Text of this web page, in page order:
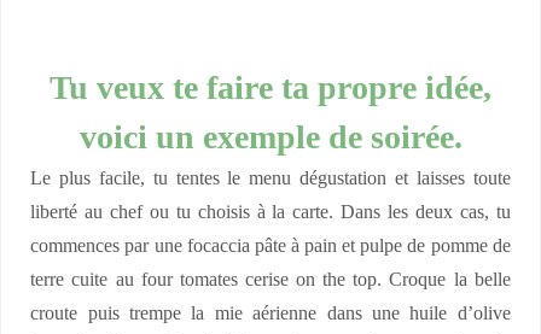
Tu veux te faire ta propre idée,
voici un exemple de soirée.
Le plus facile, tu tentes le menu dégustation et laisses toute
liberté au chef ou tu choisis à la carte. Dans les deux cas, tu
commences par une focaccia pâte à pain et pulpe de pomme de
terre cuite au four tomates cerise on the top. Croque la belle
croute puis trempe la mie aérienne dans une huile d’olive